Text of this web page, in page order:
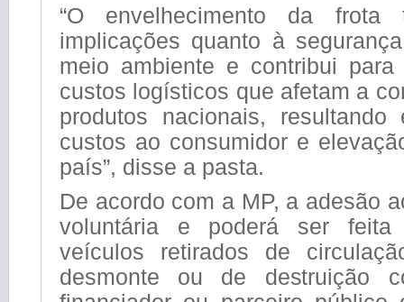
“O envelhecimento da frota
implicações quanto à
meio ambiente e contribui
custos logísticos que afetam a
produtos nacionais,
custos ao consumidor e
país”, disse a pasta.
De acordo com a MP, a adesão
voluntária e poderá ser
veículos retirados de
desmonte ou de destruição